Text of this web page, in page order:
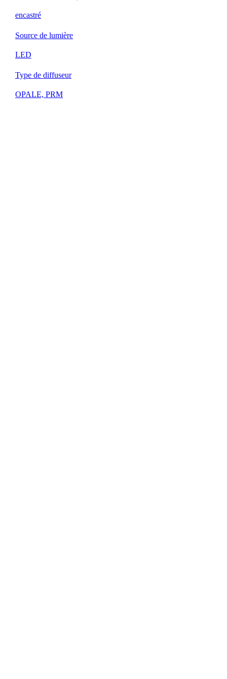
encastré
Source de lumière
LED
Type de diffuseur
OPALE, PRM